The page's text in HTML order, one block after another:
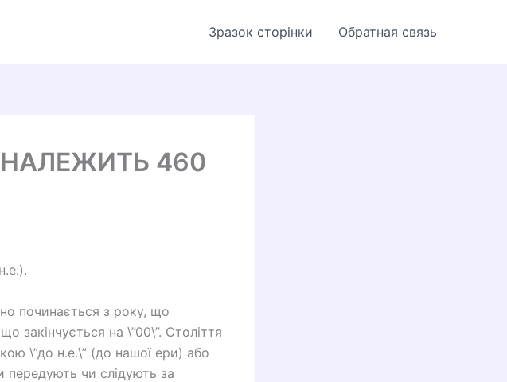
Зразок сторінки Обратная связь
460
починається з року, що
закінчується на \”00\”. Століття
\”до н.е.\” (до нашої ери) або
передують чи слідують за